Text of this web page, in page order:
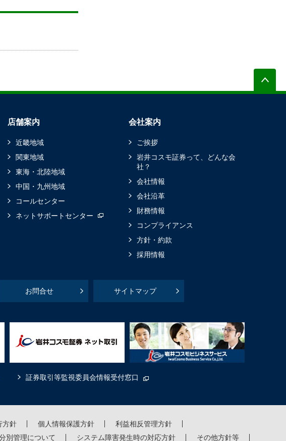
店舗案内
近畿地域
関東地域
東海・北陸地域
中国・九州地域
コールセンター
ネットサポートセンター
会社案内
ご挨拶
岩井コスモ証券って、どんな会
社？
会社情報
会社沿革
財務情報
コンプライアンス
方針・約款
採用情報
お問合せ サイトマップ
証券取引等監視委員会情報受付窓口
方針 個人情報保護方針
利益相反管理方針
別管理について システム障害発生時の対応方針 その他方針等